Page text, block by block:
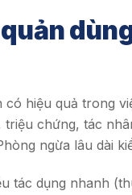
có hiệu quả trong
triệu chứng, tác
ngừa lâu dài
tác dụng nhanh